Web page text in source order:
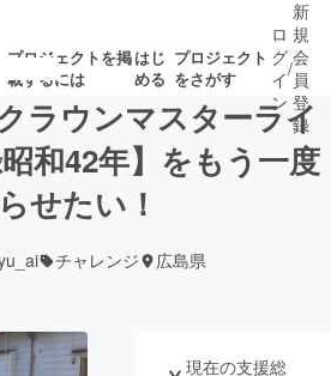
プロジェクトを掲
載するには
はじ
める
プロジェクト
をさがす
新着プロ募集終了が近いプ
ロ
グ
イ
ン
/
新
規
会
員
登
録
ラウンマスターライ
和42年】をもう一度
せたい！
チャレンジ 広島県
現在の支援総